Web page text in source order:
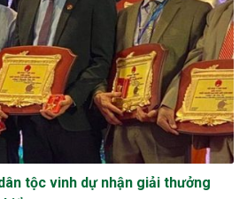
tộc vinh dự nhận giải thưởng